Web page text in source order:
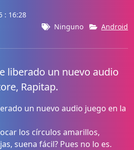
: 16:28
Ninguno
Android
liberado un nuevo audio
Rapitap.
un nuevo audio juego en la
los círculos amarillos,
suena fácil? Pues no lo es.